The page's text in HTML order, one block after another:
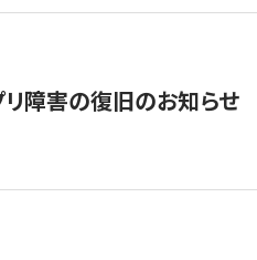
障害の復旧のお知らせ